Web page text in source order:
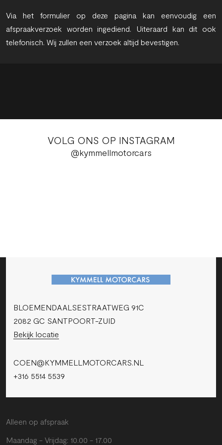
Via het formulier op deze pagina kan eenvoudig een
afspraakverzoek worden ingediend. Uiteraard kan dit ook
telefonisch. Wij zullen een verzoek altijd bevestigen.
VOLG ONS OP INSTAGRAM
@kymmellmotorcars
BLOEMENDAALSESTRAATWEG 91C
2082 GC SANTPOORT-ZUID
Bekijk locatie
COEN@KYMMELLMOTORCARS.NL
+316 5514 5539
Alleen op afspraak
Maandag - Vrijdag: 10.00 - 17.00